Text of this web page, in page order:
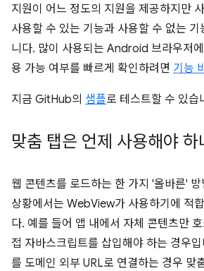
지원이 어느 정도의 지원을 제공하지만
사용할 수 있는 기능과 사용할 수 없는
니다. 많이 사용되는 Android 브라우저
용 가능 여부를 빠르게 확인하려면 기능
지금 GitHub의 샘플로 테스트할 수 있습
맞춤 탭은 언제 사용해야 하
웹 콘텐츠를 로드하는 한 가지 '올바른'
상황에서는 WebView가 사용하기에 적
다. 예를 들어 앱 내에서 자체 콘텐츠만
접 자바스크립트를 삽입해야 하는 경우
를 도메인 외부 URL로 연결하는 경우 맞